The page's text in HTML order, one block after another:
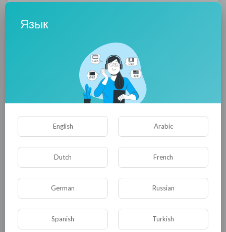
ассоциированным членом Европейского
беспрецедентно, потому что впервые
подобное сотрудничество ведётся с партией,
находящейся вне Евросоюза.
Франсуа Альфонси обосновал данный шаг
тем, что ЕСА решил поддержать реализацию
права на независимость также стран,
которые не являются членами ЕС, однако
считаются европейскими, в том числе и
жителей Нагорного Карабаха является
борьбой за независимость, свободу и
демократию, и ЕСА окажет полное
содействие народу Нагорного Карабаха в
Язык
English Arabic
Dutch French
German Russian
Spanish Turkish